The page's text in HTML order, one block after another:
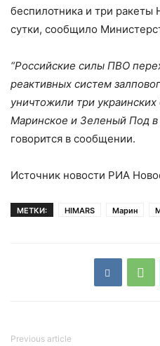
беспилотника и три ракеты
сутки, сообщило
“Российские силы ПВО
реактивных систем
уничтожили три
Маринское и Зеленый Под в
говорится в сообщении.
Источник новости РИА
МЕТКИ: HIMARS Марин
Previous article